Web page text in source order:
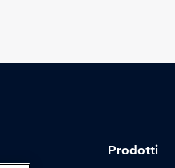
Prodotti